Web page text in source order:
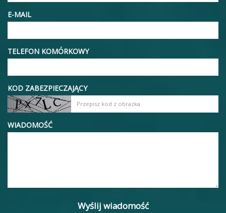
E-MAIL
TELEFON KOMÓRKOWY
KOD ZABEZPIECZAJĄCY
WIADOMOŚĆ